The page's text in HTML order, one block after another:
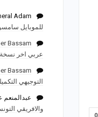
0
Adam
للموبايل
Bassam
عربي اخر نسخة
Bassam
التوجيهي التكميلي 2023 الاردن حسب
عبدالمنعم
والافريقي